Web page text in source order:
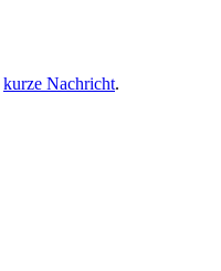
kurze Nachricht.